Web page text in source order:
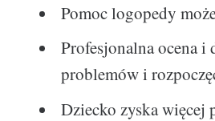
Pomoc logopedy
Profesjonalna ocena i
problemów i
Dziecko zyska więcej